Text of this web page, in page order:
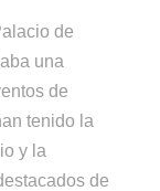
de
una
de
tenido la
y la
de